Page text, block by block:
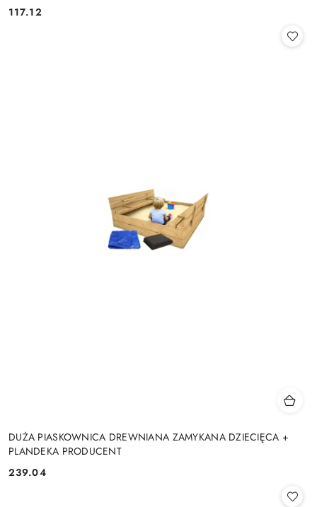
Cena:
117.12
DUŻA PIASKOWNICA DREWNIANA ZAMYKANA DZIECIĘCA +
PLANDEKA PRODUCENT
Cena:
239.04